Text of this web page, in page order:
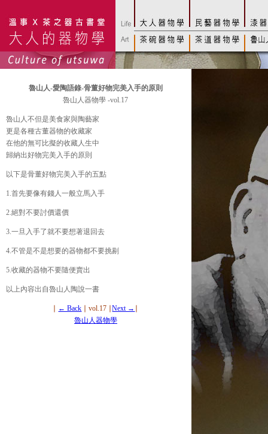
魯山人-愛陶語錄-骨董好物完美入手的原則
魯山人器物學 -vol.17
魯山人不但是美食家與陶藝家
更是各種古董器物的收藏家
在他的無可比擬的收藏人生中
歸納出好物完美入手的原則
以下是骨董好物完美入手的五點
1.首先要像有錢人一般立馬入手
2.絕對不要討價還價
3.一旦入手了就不要想著退回去
4.不管是不是想要的器物都不要挑剔
5.收藏的器物不要隨便賣出
以上內容出自魯山人陶說一書
← Back ∣ vol.17 ∣Next →
魯山人器物學